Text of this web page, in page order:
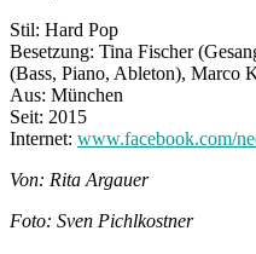
Stil: Hard Pop
Besetzung: Tina Fischer
(Bass, Piano, Ableton), Marco
Aus: München
Seit: 2015
Internet: www.facebook.com/
Von: Rita Argauer
Foto: Sven Pichlkostner